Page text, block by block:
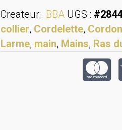
ras
du
cou
larme
Createur: BBA UGS : #2844
collier, Cordelette, Cordon
Larme, main, Mains, Ras